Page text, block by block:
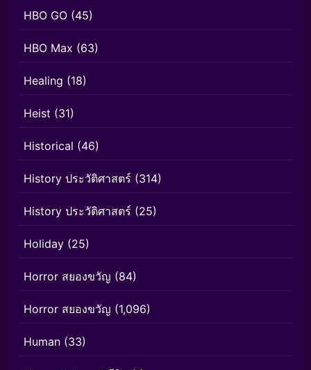
HBO GO (45)
HBO Max (63)
Healing (18)
Heist (31)
Historical (46)
History ประวัติศาสตร์ (314)
History ประวัติศาสตร์ (25)
Holiday (25)
Horror สยองขวัญ (84)
Horror สยองขวัญ (1,096)
Human (33)